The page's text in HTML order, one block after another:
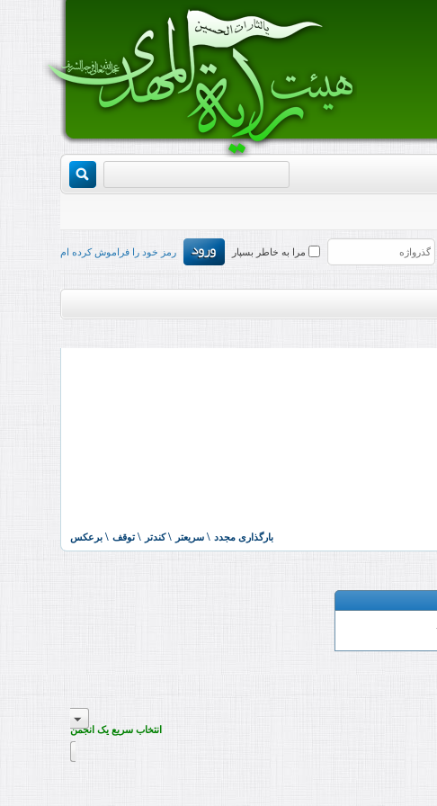
مرا به خاطر بسپار رمز خود را فراموش کرده ام
انتخاب سریع یک انجمن